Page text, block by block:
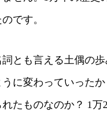
です。
とも言える土偶の歩
に変わっていった
たものなのか？ 1万